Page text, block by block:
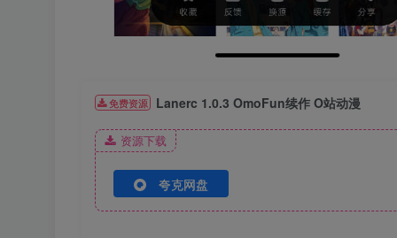
免费资源 Lanerc 1.0.3 OmoFun续作 O站动漫
资源下载
夸克网盘